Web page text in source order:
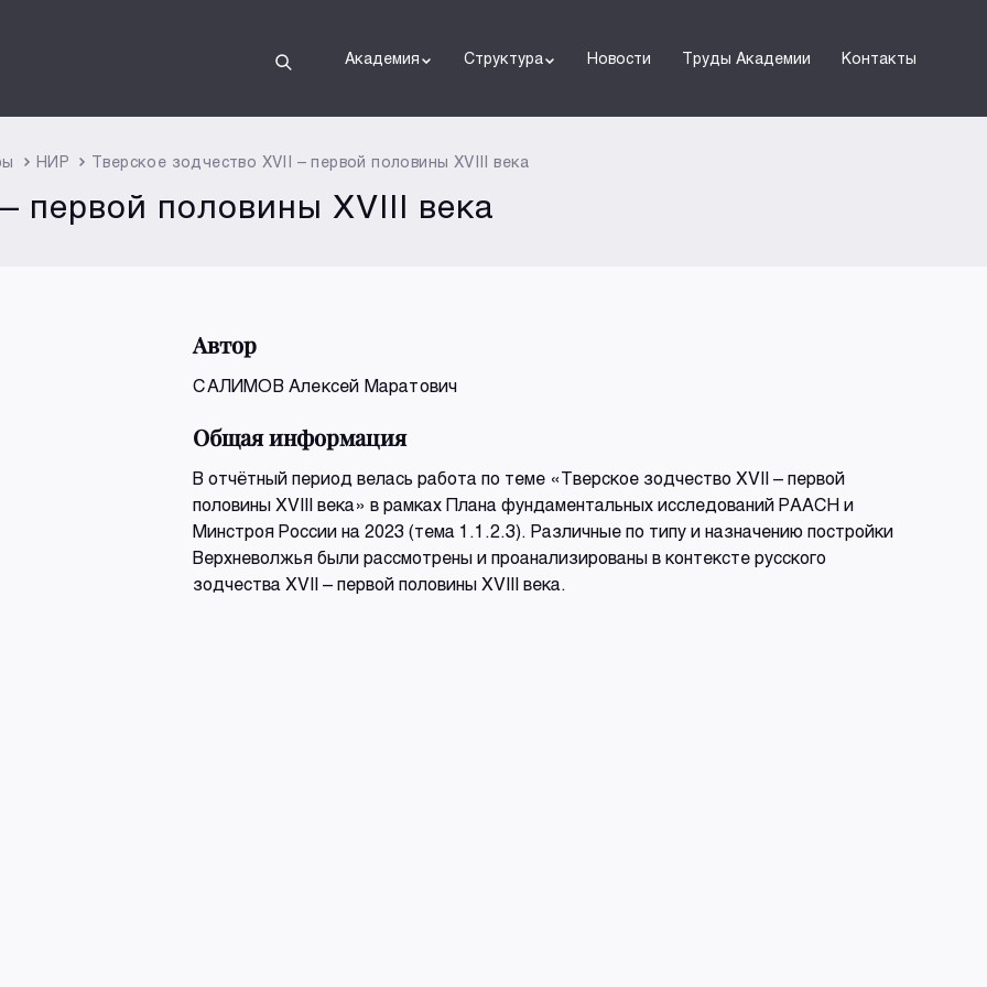
Академия Структура Новости Труды Академии Контакты
НИР Тверское зодчество XVII – первой половины XVIII века
первой половины XVIII века
Автор
САЛИМОВ Алексей Маратович
Общая информация
В отчётный период велась работа по теме «Тверское зодчество XVII – первой
половины XVIII века» в рамках Плана фундаментальных исследований РААСН и
Минстроя России на 2023 (тема 1.1.2.3). Различные по типу и назначению постройки
Верхневолжья были рассмотрены и проанализированы в контексте русского
зодчества XVII – первой половины XVIII века.